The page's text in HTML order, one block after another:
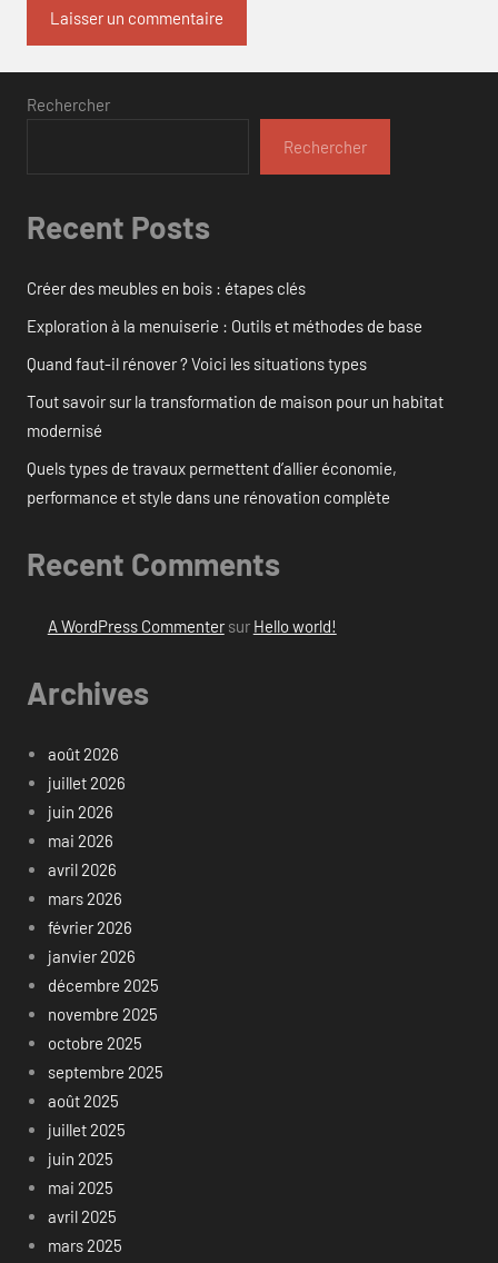
Rechercher
Rechercher
Recent Posts
Créer des meubles en bois : étapes clés
Exploration à la menuiserie : Outils et méthodes de base
Quand faut-il rénover ? Voici les situations types
Tout savoir sur la transformation de maison pour un habitat
modernisé
Quels types de travaux permettent d’allier économie,
performance et style dans une rénovation complète
Recent Comments
A WordPress Commentersur Hello world!
Archives
août 2026
juillet 2026
juin 2026
mai 2026
avril 2026
mars 2026
février 2026
janvier 2026
décembre 2025
novembre 2025
octobre 2025
septembre 2025
août 2025
juillet 2025
juin 2025
mai 2025
avril 2025
mars 2025